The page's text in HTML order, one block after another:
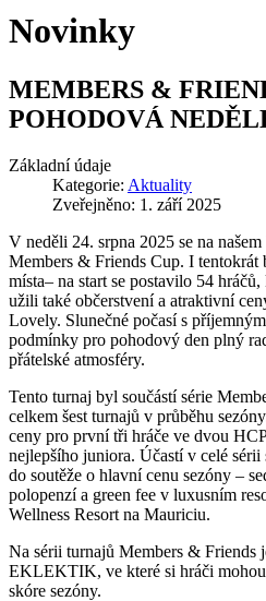
Novinky
MEMBERS &
POHODOVÁ
Základní údaje
Kategorie: Aktuality
Zveřejněno: 1. září 2025
V neděli 24. srpna 2025 se na
Members & Friends Cup. I tentokrát
místa– na start se postavilo 54
užili také občerstvení a atraktivní
Lovely. Slunečné počasí s
podmínky pro pohodový den plný
přátelské atmosféry.
Tento turnaj byl součástí série
celkem šest turnajů v průběhu
ceny pro první tři hráče ve dvou
nejlepšího juniora. Účastí v celé
do soutěže o hlavní cenu sezóny –
polopenzí a green fee v luxusním
Wellness Resort na Mauriciu.
Na sérii turnajů Members & Friends
EKLEKTIK, ve které si hráči mohou
skóre sezóny.